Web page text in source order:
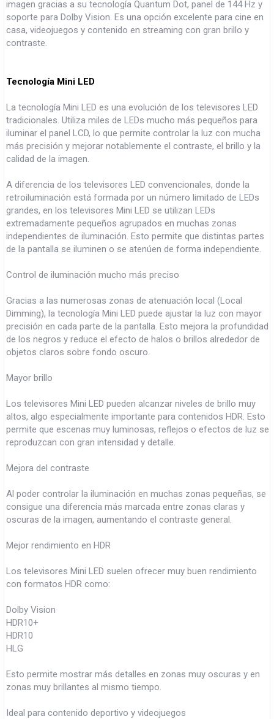
imagen gracias a su tecnología Quantum Dot, panel de 144 Hz y
soporte para Dolby Vision. Es una opción excelente para cine en
casa, videojuegos y contenido en streaming con gran brillo y
contraste.
Tecnología Mini LED
La tecnología Mini LED es una evolución de los televisores LED
tradicionales. Utiliza miles de LEDs mucho más pequeños para
iluminar el panel LCD, lo que permite controlar la luz con mucha
más precisión y mejorar notablemente el contraste, el brillo y la
calidad de la imagen.
A diferencia de los televisores LED convencionales, donde la
retroiluminación está formada por un número limitado de LEDs
grandes, en los televisores Mini LED se utilizan LEDs
extremadamente pequeños agrupados en muchas zonas
independientes de iluminación. Esto permite que distintas partes
de la pantalla se iluminen o se atenúen de forma independiente.
Control de iluminación mucho más preciso
Gracias a las numerosas zonas de atenuación local (Local
Dimming), la tecnología Mini LED puede ajustar la luz con mayor
precisión en cada parte de la pantalla. Esto mejora la profundidad
de los negros y reduce el efecto de halos o brillos alrededor de
objetos claros sobre fondo oscuro.
Mayor brillo
Los televisores Mini LED pueden alcanzar niveles de brillo muy
altos, algo especialmente importante para contenidos HDR. Esto
permite que escenas muy luminosas, reflejos o efectos de luz se
reproduzcan con gran intensidad y detalle.
Mejora del contraste
Al poder controlar la iluminación en muchas zonas pequeñas, se
consigue una diferencia más marcada entre zonas claras y
oscuras de la imagen, aumentando el contraste general.
Mejor rendimiento en HDR
Los televisores Mini LED suelen ofrecer muy buen rendimiento
con formatos HDR como:
Dolby Vision
HDR10+
HDR10
HLG
Esto permite mostrar más detalles en zonas muy oscuras y en
zonas muy brillantes al mismo tiempo.
Ideal para contenido deportivo y videojuegos